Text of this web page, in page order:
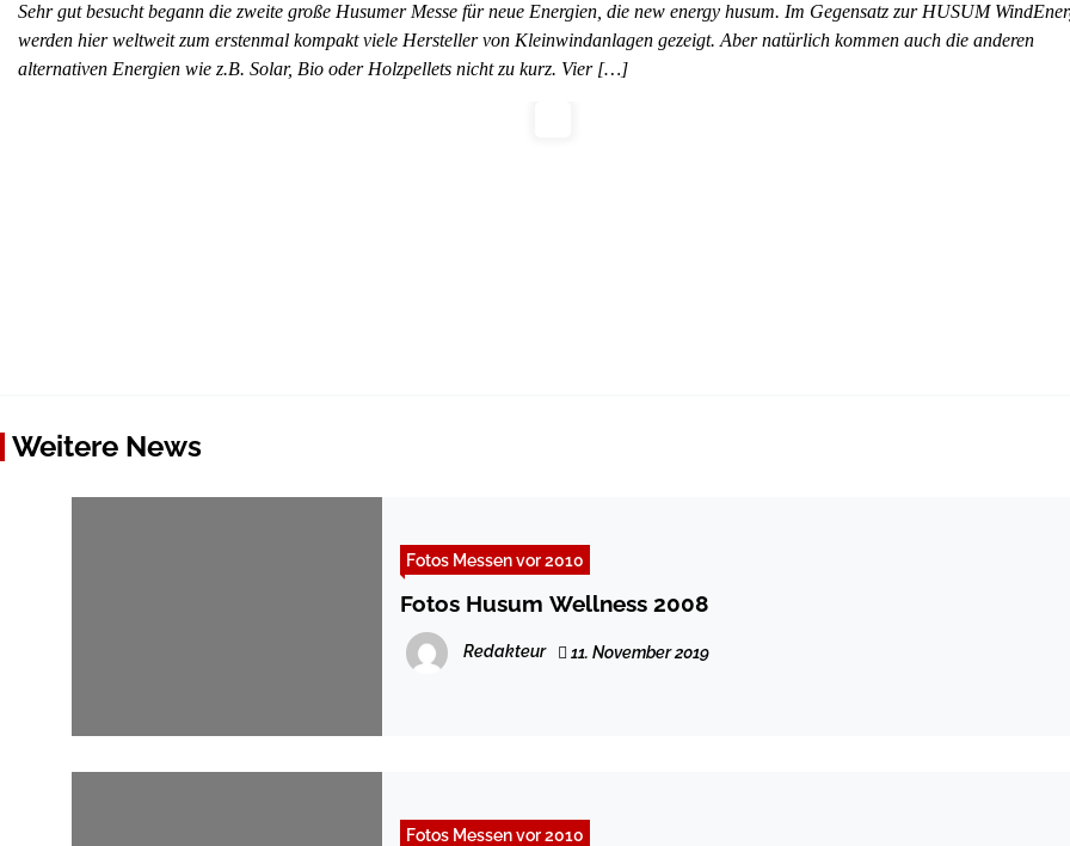
Sehr gut besucht begann die zweite große Husumer Messe für neue Energien, die new energy husum. Im Gegensatz zur HUSUM
werden hier weltweit zum erstenmal kompakt viele Hersteller von Kleinwindanlagen gezeigt. Aber natürlich kommen auch die anderen
alternativen Energien wie z.B. Solar, Bio oder Holzpellets nicht zu kurz. Vier […]
Weitere News
Fotos Messen vor 2010
Fotos Husum Wellness 2008
Redakteur 11. November 2019
Fotos Messen vor 2010